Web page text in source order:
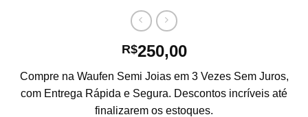
R$250,00
Compre na Waufen Semi Joias em 3 Vezes Sem Juros,
com Entrega Rápida e Segura. Descontos incríveis até
finalizarem os estoques.